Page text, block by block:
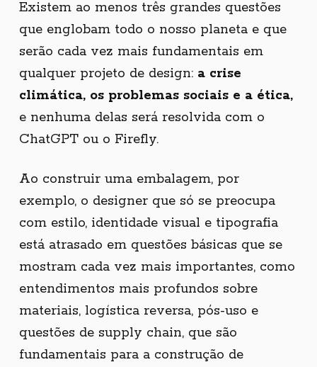
Existem ao menos três grandes questões
que englobam todo o nosso planeta e que
serão cada vez mais fundamentais em
qualquer projeto de design: a crise
climática, os problemas sociais e a ética,
e nenhuma delas será resolvida com o
ChatGPT ou o Firefly.
Ao construir uma embalagem, por
exemplo, o designer que só se preocupa
com estilo, identidade visual e tipografia
está atrasado em questões básicas que se
mostram cada vez mais importantes, como
entendimentos mais profundos sobre
materiais, logística reversa, pós-uso e
questões de supply chain, que são
fundamentais para a construção de